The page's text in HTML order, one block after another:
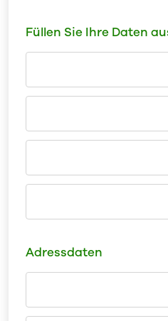
Füllen Sie Ihre Daten
Adressdaten